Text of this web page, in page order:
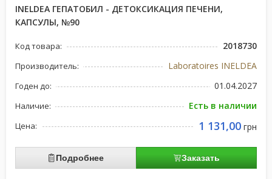
INELDEA ГЕПАТОБИЛ - ДЕТОКСИКАЦИЯ ПЕЧЕНИ,
КАПСУЛЫ, №90
Код товара: 2018730
Производитель: Laboratoires INELDEA
Годен до: 01.04.2027
Наличие: Есть в наличии
Цена: 1 131,00 грн
Подробнее Заказать